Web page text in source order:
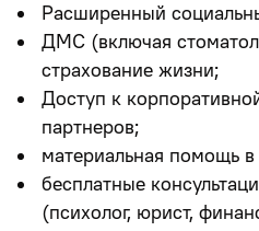
Расширенный
ДМС (включая
страхование жизни;
Доступ к
партнеров;
материальная помощь
бесплатные
(психолог, юрист,